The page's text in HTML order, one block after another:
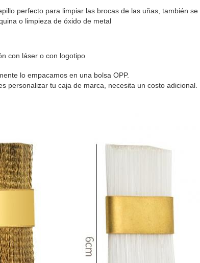
perfecto para limpiar las brocas de las uñas, también
o limpieza de óxido de metal
con láser o con logotipo
lo empacamos en una bolsa OPP.
personalizar tu caja de marca, necesita un costo adicional.